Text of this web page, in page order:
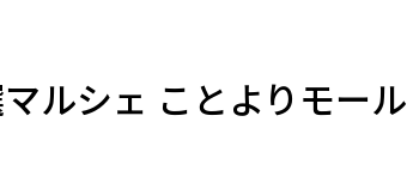
ルシェ ことよりモール